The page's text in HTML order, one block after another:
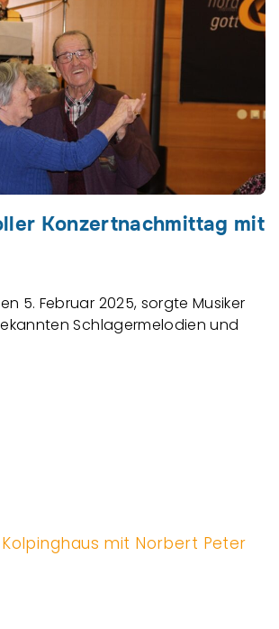
Konzertnachmittag mit
5. Februar 2025, sorgte Musiker
Schlagermelodien und